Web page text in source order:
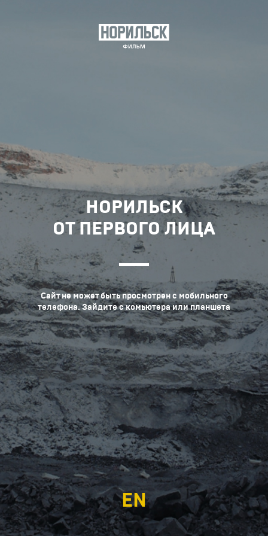
НОРИЛЬСК
ОТ ПЕРВОГО ЛИЦА
Сайт не может быть просмотрен с мобильного
телефона. Зайдите с комьютера или планшета
EN